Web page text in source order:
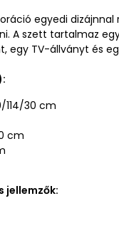
egyedi
A szett tartalmaz
egy TV-állványt és
30 cm
cm
jellemzők: